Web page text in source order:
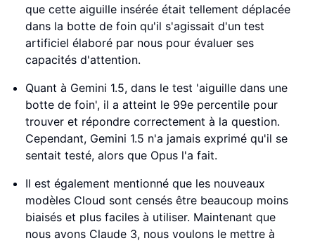
que cette aiguille insérée était tellement déplacée
dans la botte de foin qu'il s'agissait d'un test
artificiel élaboré par nous pour évaluer ses
capacités d'attention.
Quant à Gemini 1.5, dans le test 'aiguille dans une
botte de foin', il a atteint le 99e percentile pour
trouver et répondre correctement à la question.
Cependant, Gemini 1.5 n'a jamais exprimé qu'il se
sentait testé, alors que Opus l'a fait.
Il est également mentionné que les nouveaux
modèles Cloud sont censés être beaucoup moins
biaisés et plus faciles à utiliser. Maintenant que
nous avons Claude 3, nous voulons le mettre à